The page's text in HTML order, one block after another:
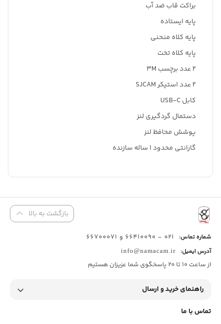
براکت قاب ضد آب
پایه ایستاده
پایه کلاه منحنی
پایه کلاه تخت
۲ عدد برچسب 3M
۲ عدد استیکر SJCAM
کابل USB-C
دستمال گردگیری لنز
پوشش محافظ لنز
گارانتی محدود 1 ساله سازنده
بازگشت به بالا
شماره تماس: 021 - 66410090 و 66700071
آدرس ایمیل: info@namacam.ir
از ساعت 10 تا 20 پاسخگوی شما عزیزان هستیم
راهنمای خرید و ارسال
تماس با ما